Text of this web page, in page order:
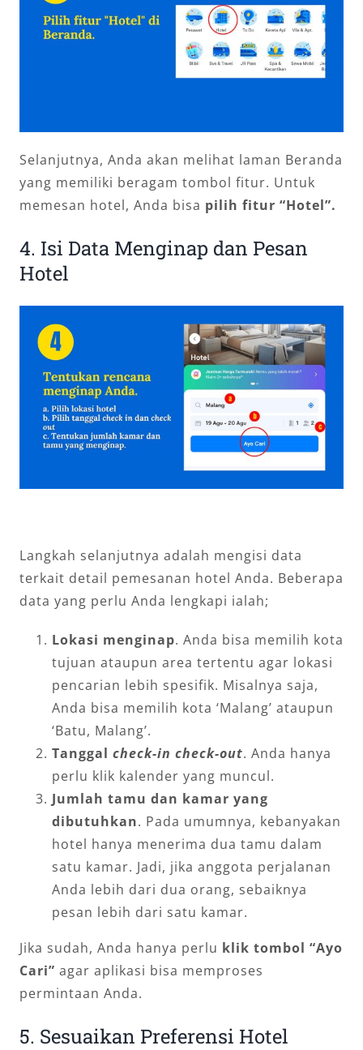
Selanjutnya, Anda akan melihat laman Beranda
yang memiliki beragam tombol fitur. Untuk
memesan hotel, Anda bisa pilih fitur “Hotel”.
4. Isi Data Menginap dan Pesan
Hotel
Langkah selanjutnya adalah mengisi data
terkait detail pemesanan hotel Anda. Beberapa
data yang perlu Anda lengkapi ialah;
Lokasi menginap. Anda bisa memilih kota
tujuan ataupun area tertentu agar lokasi
pencarian lebih spesifik. Misalnya saja,
Anda bisa memilih kota ‘Malang’ ataupun
‘Batu, Malang’.
Tanggal check-in check-out. Anda hanya
perlu klik kalender yang muncul.
Jumlah tamu dan kamar yang
dibutuhkan. Pada umumnya, kebanyakan
hotel hanya menerima dua tamu dalam
satu kamar. Jadi, jika anggota perjalanan
Anda lebih dari dua orang, sebaiknya
pesan lebih dari satu kamar.
Jika sudah, Anda hanya perlu klik tombol “Ayo
Cari” agar aplikasi bisa memproses
permintaan Anda.
5. Sesuaikan Preferensi Hotel